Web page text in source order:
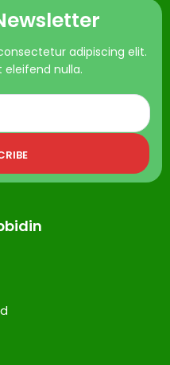
adipiscing elit.
eleifend nulla.